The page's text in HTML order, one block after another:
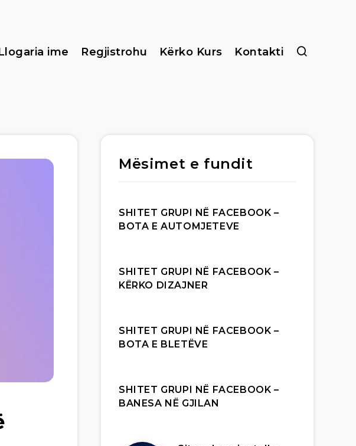
ime Regjistrohu Kërko Kurs Kontakti
Mësimet e fundit
SHITET GRUPI NË FACEBOOK –
BOTA E AUTOMJETEVE
SHITET GRUPI NË FACEBOOK –
KËRKO DIZAJNER
SHITET GRUPI NË FACEBOOK –
BOTA E BLETËVE
SHITET GRUPI NË FACEBOOK –
BANESA NË GJILAN